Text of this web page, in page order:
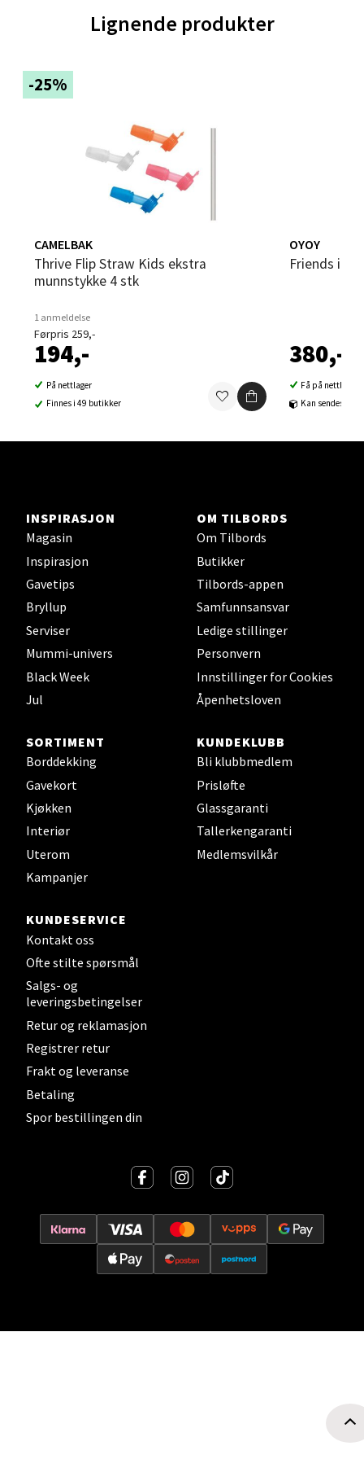
Lignende produkter
-25%
CAMELBAK
Thrive Flip Straw Kids ekstra
munnstykke 4 stk
1 anmeldelse
Førpris 259,-
194,-
På nettlager
Finnes i 49 butikker
OYOY
Friends i
380,-
Få på nettlager
Kan sendes til
INSPIRASJON
Magasin
Inspirasjon
Gavetips
Bryllup
Serviser
Mummi-univers
Black Week
Jul
OM TILBORDS
Om Tilbords
Butikker
Tilbords-appen
Samfunnsansvar
Ledige stillinger
Personvern
Innstillinger for Cookies
Åpenhetsloven
SORTIMENT
Borddekking
Gavekort
Kjøkken
Interiør
Uterom
Kampanjer
KUNDEKLUBB
Bli klubbmedlem
Prisløfte
Glassgaranti
Tallerkengaranti
Medlemsvilkår
KUNDESERVICE
Kontakt oss
Ofte stilte spørsmål
Salgs- og
leveringsbetingelser
Retur og reklamasjon
Registrer retur
Frakt og leveranse
Betaling
Spor bestillingen din
Falkenborgveien 5, 7044 Trondheim
Åpent i dag 09-21
Velg
Ski - Thon Senter Ski
Ski Storsenter, Jernbanesvingen 6, 1400 Ski
Åpent i dag 10-21
0 i butikk
Sortland - Sortland Storsenter
Strangata 26, 8400 Sortland
Åpent i dag 10-19
0 i butikk
Steinkjer - Thon Senter Steinkjer
Åpent i dag 10-20
Leirvik - Stord
Torgbakken 2, 5401 Stord
Åpent i dag 10-17
0 i butikk
Vitaminveien 7 - 9, 0485 Oslo
0 i butikk